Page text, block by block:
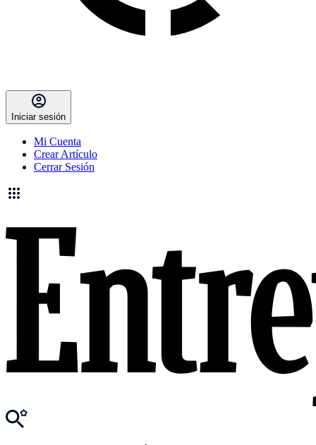
Iniciar sesión
Mi Cuenta
Crear Artículo
Cerrar Sesión